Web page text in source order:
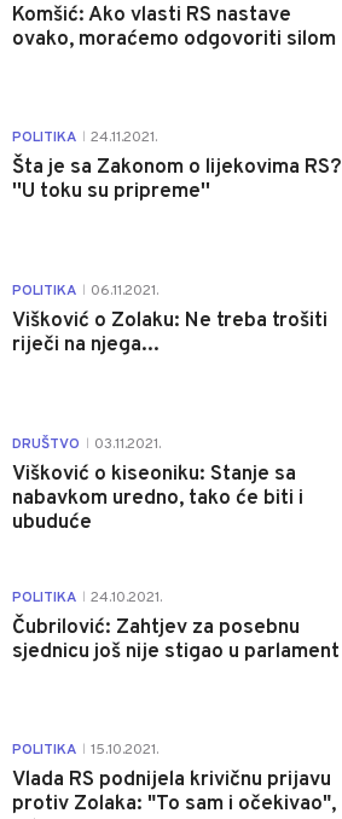
Komšić: Ako vlasti RS nastave
ovako, moraćemo odgovoriti silom
POLITIKA 24.11.2021.
Šta je sa Zakonom o lijekovima RS?
''U toku su pripreme''
POLITIKA 06.11.2021.
Višković o Zolaku: Ne treba trošiti
riječi na njega...
DRUŠTVO 03.11.2021.
Višković o kiseoniku: Stanje sa
nabavkom uredno, tako će biti i
ubuduće
POLITIKA 24.10.2021.
Čubrilović: Zahtjev za posebnu
sjednicu još nije stigao u parlament
POLITIKA 15.10.2021.
Vlada RS podnijela krivičnu prijavu
protiv Zolaka: "To sam i očekivao",